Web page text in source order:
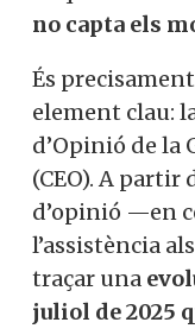
no capta els
És
element clau:
d’Opinió de la
(CEO). A partir
d’opinió —en
l’assistència
traçar una
juliol de 2025